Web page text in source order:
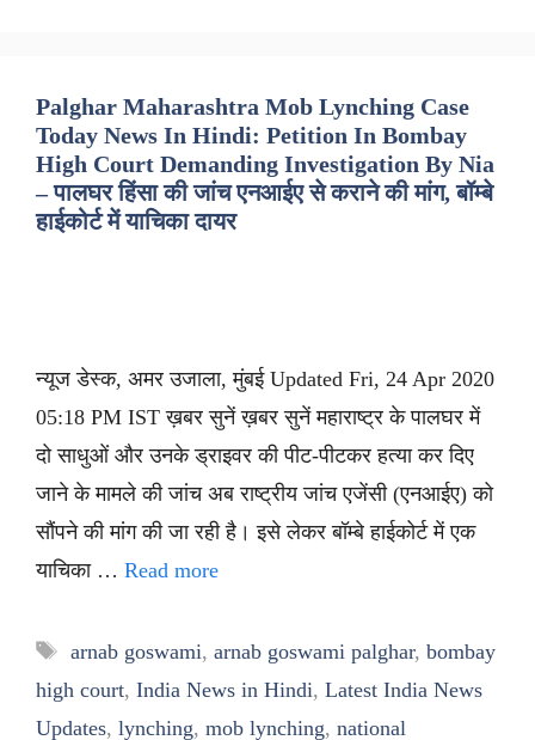
Palghar Maharashtra Mob Lynching Case
Today News In Hindi: Petition In Bombay
High Court Demanding Investigation By Nia
– पालघर हिंसा की जांच एनआईए से कराने की मांग, बॉम्बे
हाईकोर्ट में याचिका दायर
न्यूज डेस्क, अमर उजाला, मुंबई Updated Fri, 24 Apr 2020
05:18 PM IST ख़बर सुनें ख़बर सुनें महाराष्ट्र के पालघर में
दो साधुओं और उनके ड्राइवर की पीट-पीटकर हत्या कर दिए
जाने के मामले की जांच अब राष्ट्रीय जांच एजेंसी (एनआईए) को
सौंपने की मांग की जा रही है। इसे लेकर बॉम्बे हाईकोर्ट में एक
याचिका … Read more
Tags
arnab goswami, arnab goswami palghar, bombay
high court, India News in Hindi, Latest India News
Updates, lynching, mob lynching, national